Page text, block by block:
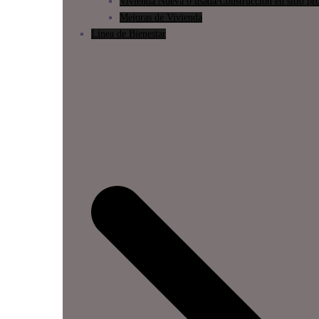
Mejoras de Vivienda
Línea de Bienestar